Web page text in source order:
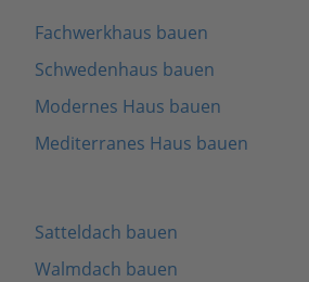
Fachwerkhaus bauen
Schwedenhaus bauen
Modernes Haus bauen
Mediterranes Haus bauen
Satteldach bauen
Walmdach bauen